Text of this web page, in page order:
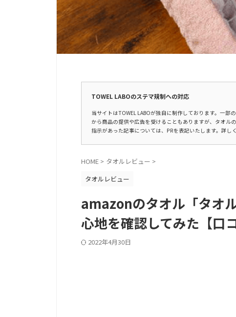
TOWEL LABOのステマ規制への対応
当サイトはTOWEL LABOが独自に制作しております。一
から商品の提供や広告を受けることもありますが、タオル
指示があった記事については、PRを表記いたします。詳し
HOME > タオルレビュー >
タオルレビュー
amazonのタオル「タオ
心地を確認してみた【口
2022年4月30日